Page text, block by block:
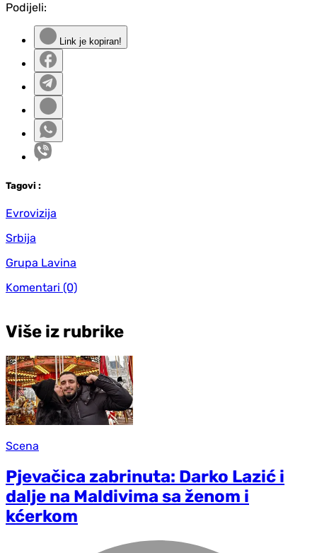
Podijeli:
Link je kopiran!
Tagovi :
Evrovizija
Srbija
Grupa Lavina
Komentari (0)
Više iz rubrike
Scena
Pjevačica zabrinuta: Darko Lazić i
dalje na Maldivima sa ženom i
kćerkom